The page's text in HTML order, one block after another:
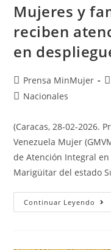
Mujeres y
reciben
en
Prensa MinMujer
Nacionales
(Caracas, 28-02-2026.
Venezuela Mujer
de Atención Integral
Marigüitar del estado
Continuar Leyendo